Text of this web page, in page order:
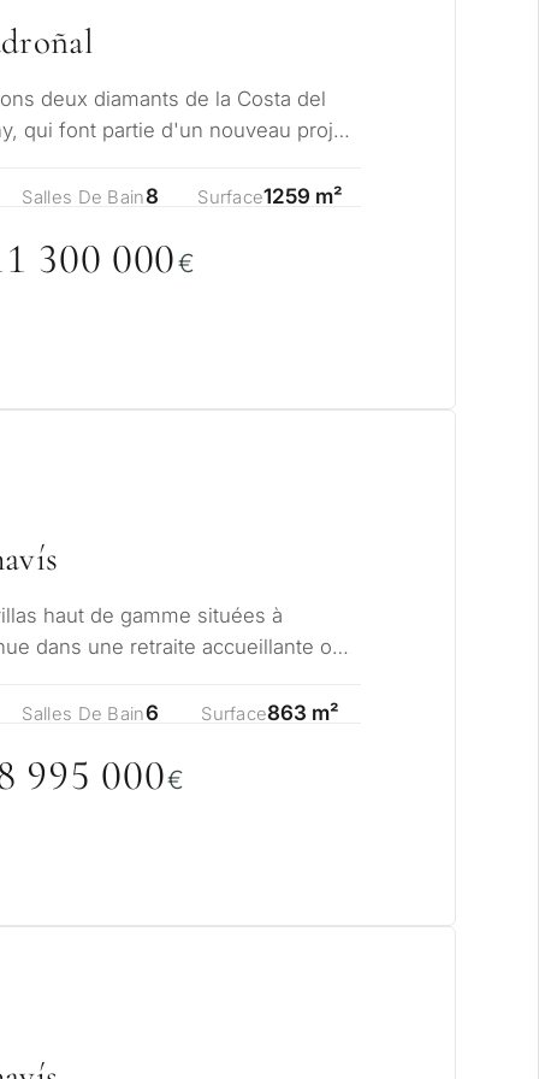
deux diamants de la Costa del
qui font partie d'un nouveau projet
Salles De Bain8 Surface1259 m²
300 000€
haut de gamme situées à
dans une retraite accueillante où
Salles De Bain6 Surface863 m²
995 000€
permanente
Suivant →